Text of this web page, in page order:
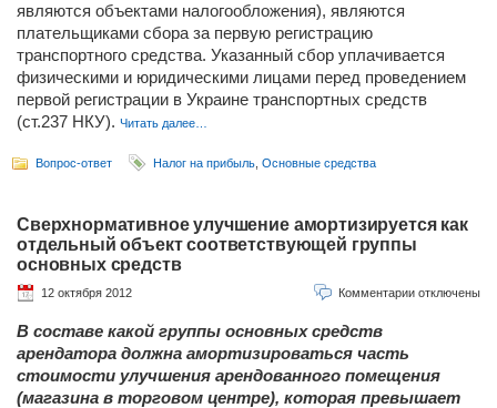
являются объектами налогообложения), являются
плательщиками сбора за первую регистрацию
транспортного средства. Указанный сбор уплачивается
физическими и юридическими лицами перед проведением
первой регистрации в Украине транспортных средств
(ст.237 НКУ). Читать далее…
Вопрос-ответ Налог на прибыль Основные средства
Сверхнормативное улучшение амортизируется как
отдельный объект соответствующей группы
основных средств
12 октября 2012 Комментарии отключены
В составе какой группы основных средств
арендатора должна амортизироваться часть
стоимости улучшения арендованного помещения
(магазина в торговом центре), которая превышает